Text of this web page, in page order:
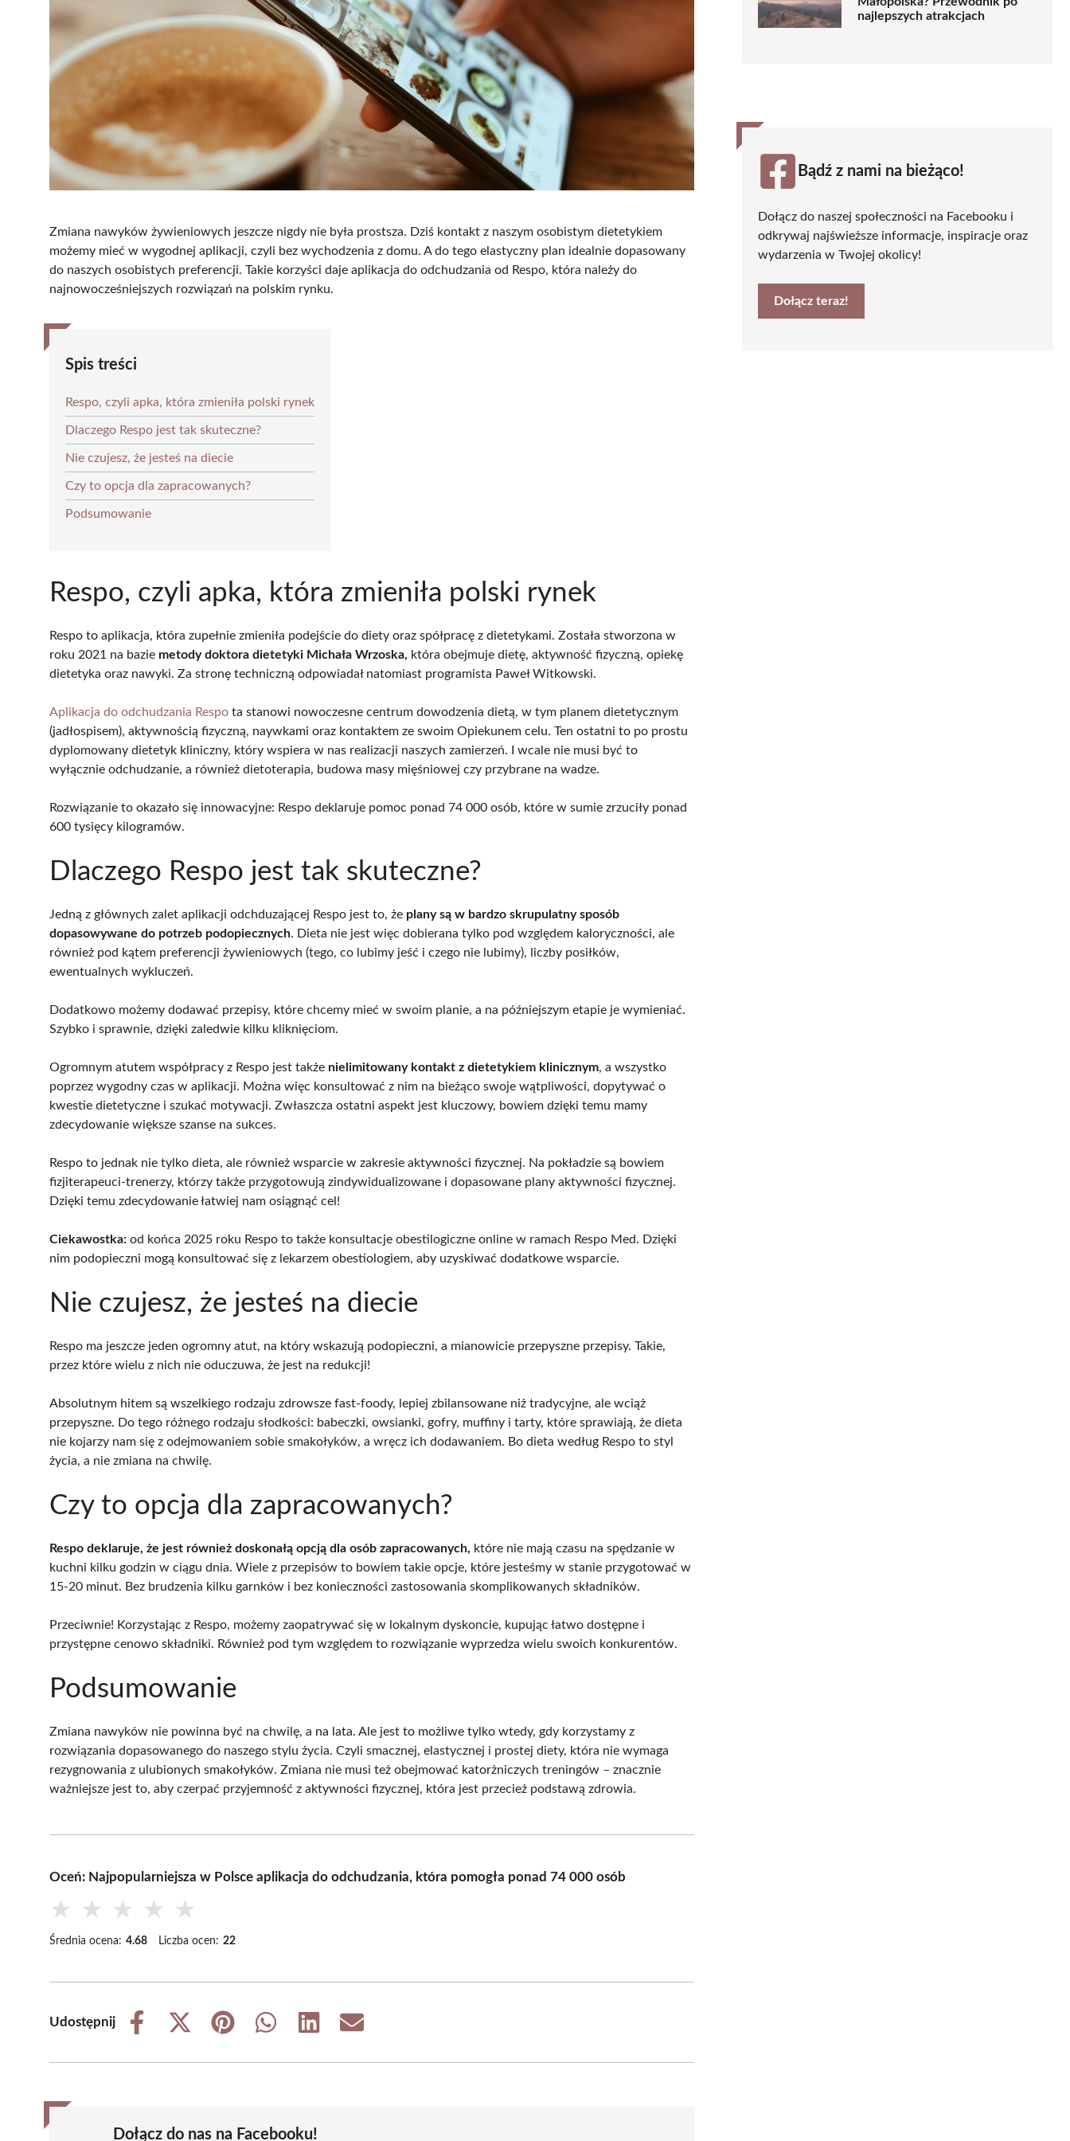
Zmiana nawyków żywieniowych jeszcze nigdy nie była prostsza. Dziś kontakt z naszym osobistym dietetykiem
możemy mieć w wygodnej aplikacji, czyli bez wychodzenia z domu. A do tego elastyczny plan idealnie dopasowany
do naszych osobistych preferencji. Takie korzyści daje aplikacja do odchudzania od Respo, która należy do
najnowocześniejszych rozwiązań na polskim rynku.
Spis treści
Respo, czyli apka, która zmieniła polski rynek
Dlaczego Respo jest tak skuteczne?
Nie czujesz, że jesteś na diecie
Czy to opcja dla zapracowanych?
Podsumowanie
Respo, czyli apka, która zmieniła polski rynek
Respo to aplikacja, która zupełnie zmieniła podejście do diety oraz spółpracę z dietetykami. Została stworzona w
roku 2021 na bazie metody doktora dietetyki Michała Wrzoska, która obejmuje dietę, aktywność fizyczną, opiekę
dietetyka oraz nawyki. Za stronę techniczną odpowiadał natomiast programista Paweł Witkowski.
Aplikacja do odchudzania Respo ta stanowi nowoczesne centrum dowodzenia dietą, w tym planem dietetycznym
(jadłospisem), aktywnością fizyczną, naywkami oraz kontaktem ze swoim Opiekunem celu. Ten ostatni to po prostu
dyplomowany dietetyk kliniczny, który wspiera w nas realizacji naszych zamierzeń. I wcale nie musi być to
wyłącznie odchudzanie, a również dietoterapia, budowa masy mięśniowej czy przybrane na wadze.
Rozwiązanie to okazało się innowacyjne: Respo deklaruje pomoc ponad 74 000 osób, które w sumie zrzuciły ponad
600 tysięcy kilogramów.
Dlaczego Respo jest tak skuteczne?
Jedną z głównych zalet aplikacji odchduzającej Respo jest to, że plany są w bardzo skrupulatny sposób
dopasowywane do potrzeb podopiecznych. Dieta nie jest więc dobierana tylko pod względem kaloryczności, ale
również pod kątem preferencji żywieniowych (tego, co lubimy jeść i czego nie lubimy), liczby posiłków,
ewentualnych wykluczeń.
Dodatkowo możemy dodawać przepisy, które chcemy mieć w swoim planie, a na późniejszym etapie je wymieniać.
Szybko i sprawnie, dzięki zaledwie kilku kliknięciom.
Ogromnym atutem współpracy z Respo jest także nielimitowany kontakt z dietetykiem klinicznym, a wszystko
poprzez wygodny czas w aplikacji. Można więc konsultować z nim na bieżąco swoje wątpliwości, dopytywać o
kwestie dietetyczne i szukać motywacji. Zwłaszcza ostatni aspekt jest kluczowy, bowiem dzięki temu mamy
zdecydowanie większe szanse na sukces.
Respo to jednak nie tylko dieta, ale również wsparcie w zakresie aktywności fizycznej. Na pokładzie są bowiem
fizjiterapeuci-trenerzy, którzy także przygotowują zindywidualizowane i dopasowane plany aktywności fizycznej.
Dzięki temu zdecydowanie łatwiej nam osiągnąć cel!
Ciekawostka: od końca 2025 roku Respo to także konsultacje obestilogiczne online w ramach Respo Med. Dzięki
nim podopieczni mogą konsultować się z lekarzem obestiologiem, aby uzyskiwać dodatkowe wsparcie.
Nie czujesz, że jesteś na diecie
Respo ma jeszcze jeden ogromny atut, na który wskazują podopieczni, a mianowicie przepyszne przepisy. Takie,
przez które wielu z nich nie oduczuwa, że jest na redukcji!
Absolutnym hitem są wszelkiego rodzaju zdrowsze fast-foody, lepiej zbilansowane niż tradycyjne, ale wciąż
przepyszne. Do tego różnego rodzaju słodkości: babeczki, owsianki, gofry, muffiny i tarty, które sprawiają, że dieta
nie kojarzy nam się z odejmowaniem sobie smakołyków, a wręcz ich dodawaniem. Bo dieta według Respo to styl
życia, a nie zmiana na chwilę.
Czy to opcja dla zapracowanych?
Respo deklaruje, że jest również doskonałą opcją dla osób zapracowanych, które nie mają czasu na spędzanie w
kuchni kilku godzin w ciągu dnia. Wiele z przepisów to bowiem takie opcje, które jesteśmy w stanie przygotować w
15-20 minut. Bez brudzenia kilku garnków i bez konieczności zastosowania skomplikowanych składników.
Przeciwnie! Korzystając z Respo, możemy zaopatrywać się w lokalnym dyskoncie, kupując łatwo dostępne i
przystępne cenowo składniki. Również pod tym względem to rozwiązanie wyprzedza wielu swoich konkurentów.
Podsumowanie
Zmiana nawyków nie powinna być na chwilę, a na lata. Ale jest to możliwe tylko wtedy, gdy korzystamy z
rozwiązania dopasowanego do naszego stylu życia. Czyli smacznej, elastycznej i prostej diety, która nie wymaga
rezygnowania z ulubionych smakołyków. Zmiana nie musi też obejmować katorżniczych treningów – znacznie
ważniejsze jest to, aby czerpać przyjemność z aktywności fizycznej, która jest przecież podstawą zdrowia.
Oceń: Najpopularniejsza w Polsce aplikacja do odchudzania, która pomogła ponad 74 000 osób
★ ★ ★ ★ ★
Średnia ocena: 4.68 Liczba ocen: 22
Udostępnij
Share
Share
(Twitter)
Share
Share
Share
Share
Dołącz do nas na Facebooku!
najlepszych atrakcjach
Bądź z nami na bieżąco!
Dołącz do naszej społeczności na Facebooku i
odkrywaj najświeższe informacje, inspiracje oraz
wydarzenia w Twojej okolicy!
Dołącz teraz!